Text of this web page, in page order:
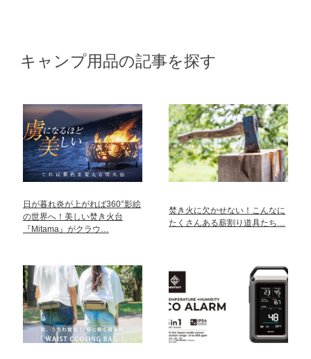
キャンプ用品の記事を探す
日が暮れ炎が上がれば360°影絵
の世界へ！美しい焚き火台
『Mitama』がクラウ…
焚き火に欠かせない！こんなに
たくさんある薪割り道具たち…